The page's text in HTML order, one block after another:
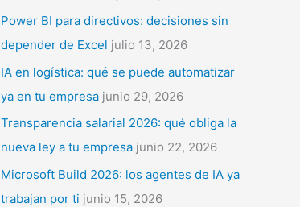
:
Power BI para directivos: decisiones sin
depender de Excel julio 13, 2026
IA en logística: qué se puede automatizar
ya en tu empresa junio 29, 2026
Transparencia salarial 2026: qué obliga la
nueva ley a tu empresa junio 22, 2026
Microsoft Build 2026: los agentes de IA ya
trabajan por ti junio 15, 2026